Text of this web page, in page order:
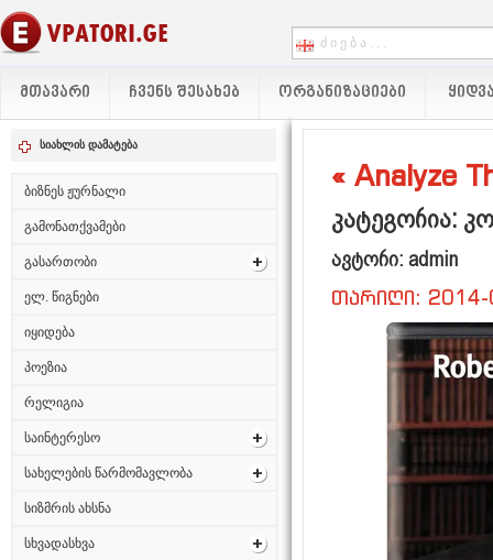
ᲛᲗᲐᲕᲐᲠᲘ ᲩᲕᲔᲜᲡ ᲨᲔᲡᲐᲮᲔᲑ ᲝᲠᲒᲐᲜᲘᲖᲐᲪᲘᲔᲑᲘ
სიახლის დამატება
ბიზნეს ჟურნალი
გამონათქვამები
გასართობი
ელ. წიგნები
იყიდება
პოეზია
რელიგია
საინტერესო
სახელების წარმომავლობა
სიზმრის ახსნა
სხვადასხვა
« Analyze
კატეგორია:
ავტორი: admin
თარიღი: